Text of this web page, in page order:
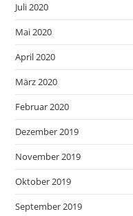
Juli 2020
Mai 2020
April 2020
März 2020
Februar 2020
Dezember 2019
November 2019
Oktober 2019
September 2019